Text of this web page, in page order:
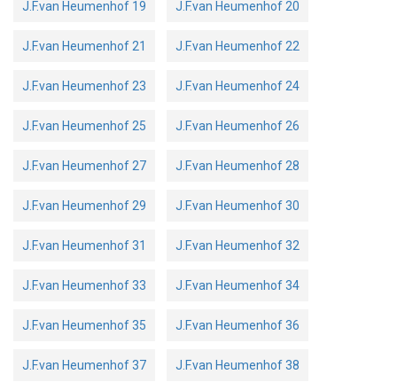
J.F.van Heumenhof 19 J.F.van Heumenhof 20
J.F.van Heumenhof 21 J.F.van Heumenhof 22
J.F.van Heumenhof 23 J.F.van Heumenhof 24
J.F.van Heumenhof 25 J.F.van Heumenhof 26
J.F.van Heumenhof 27 J.F.van Heumenhof 28
J.F.van Heumenhof 29 J.F.van Heumenhof 30
J.F.van Heumenhof 31 J.F.van Heumenhof 32
J.F.van Heumenhof 33 J.F.van Heumenhof 34
J.F.van Heumenhof 35 J.F.van Heumenhof 36
J.F.van Heumenhof 37 J.F.van Heumenhof 38